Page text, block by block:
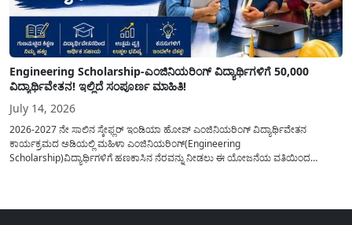
Engineering Scholarship-ಎಂಜಿನಿಯರಿಂಗ್ ವಿದ್ಯಾರ್ಥಿಗಳಿಗೆ 50,000
ವಿದ್ಯಾರ್ಥಿವೇತನ! ಇಲ್ಲಿದೆ ಸಂಪೂರ್ಣ ಮಾಹಿತಿ!
July 14, 2026
2026-2027 ನೇ ಸಾಲಿನ ಸ್ಕೇಫ್ಲರ್ ಇಂಡಿಯಾ ಹೋಪ್ ಎಂಜಿನಿಯರಿಂಗ್ ವಿದ್ಯಾರ್ಥಿವೇತನ
ಕಾರ್ಯಕ್ರಮದ ಅಡಿಯಲ್ಲಿ ಮಹಿಳಾ ಎಂಜಿನಿಯರಿಂಗ್(Engineering
Scholarship)ವಿದ್ಯಾರ್ಥಿಗಳಿಗೆ ಹಣಕಾಸಿನ ನೆರವನ್ನು ನೀಡಲು ಈ ಯೋಜನೆಯ ವತಿಯಿಂದ